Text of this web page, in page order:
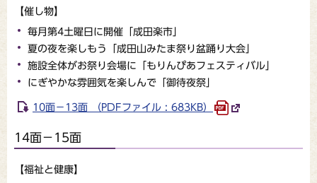
【催し物】
毎月第4土曜日に開催「成田楽市」
夏の夜を楽しもう「成田山みたま祭り盆踊り大会」
施設全体がお祭り会場に「もりんぴあフェスティバル」
にぎやかな雰囲気を楽しんで「御待夜祭」
10面－13面 （PDFファイル : 683KB）
14面－15面
【福祉と健康】